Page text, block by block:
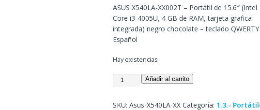
ASUS X540LA-XX002T – Portátil de 15.6″ (Intel
Core i3-4005U, 4 GB de RAM, tarjeta grafica
integrada) negro chocolate – teclado QWERTY
Español
Hay existencias
Añadir al carrito
SKU: Asus-X540LA-XX Categoría: 1.3.-